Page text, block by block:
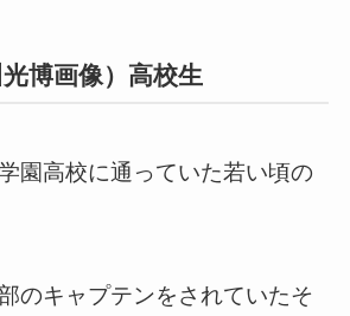
博画像）高校生
園高校に通っていた若い頃の
のキャプテンをされていたそ